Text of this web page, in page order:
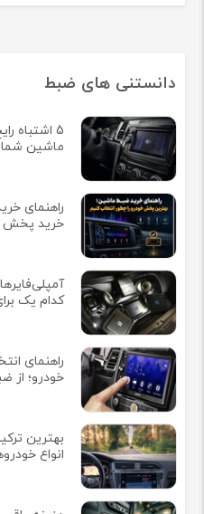
دانستنی های ضبط
5 اشتباه
ماشین شما
راهنمای
خرید پخش
کدام یک
راهنمای
خودرو؛ از
بهترین
انواع